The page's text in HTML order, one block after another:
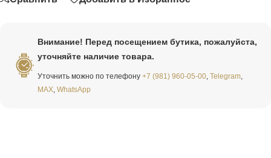
Внимание! Перед посещением бутика, пожалуйста,
уточняйте наличие товара.
Уточнить можно по телефону +7 (981) 960-05-00 Telegram
MAX WhatsApp